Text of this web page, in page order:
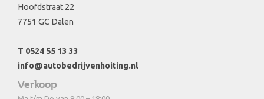
Hoofdstraat 22
7751 GC Dalen
T 0524 55 13 33
info@autobedrijvenhoiting.nl
Verkoop